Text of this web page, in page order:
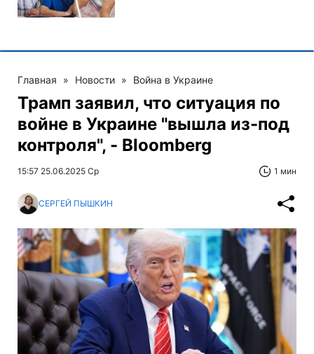
Главная » Новости » Война в Украине
Трамп заявил, что ситуация по
войне в Украине "вышла из-под
контроля", - Bloomberg
15:57 25.06.2025 Ср 1 мин
СЕРГЕЙ ПЫШКИН